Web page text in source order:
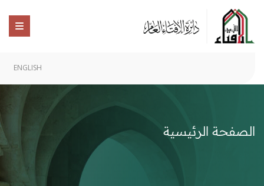
ENGLISH
الصفحة الرئيسية